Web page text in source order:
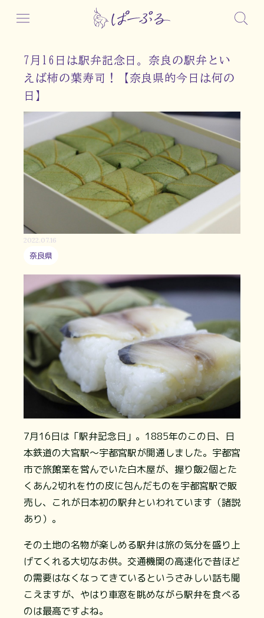
7月16日は駅弁記念日。奈良の駅弁とい
えば柿の葉寿司！【奈良県的今日は何の
日】
2022.07.16
奈良県
7月16日は「駅弁記念日」。1885年のこの日、日
本鉄道の大宮駅～宇都宮駅が開通しました。宇都宮
市で旅館業を営んでいた白木屋が、握り飯2個とた
くあん2切れを竹の皮に包んだものを宇都宮駅で販
売し、これが日本初の駅弁といわれています（諸説
あり）。
その土地の名物が楽しめる駅弁は旅の気分を盛り上
げてくれる大切なお供。交通機関の高速化で昔ほど
の需要はなくなってきているというさみしい話も聞
こえますが、やはり車窓を眺めながら駅弁を食べる
のは最高ですよね。